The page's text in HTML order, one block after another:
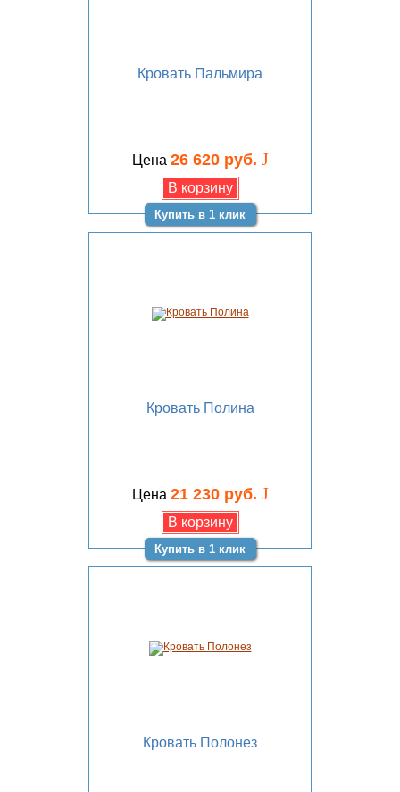
Кровать Пальмира
Цена 26 620 руб. J
Купить в 1 клик
Кровать Полина
Цена 21 230 руб. J
Купить в 1 клик
Кровать Полонез